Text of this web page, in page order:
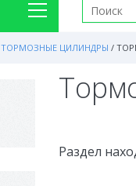
ТОРМОЗНЫЕ ЦИЛИНДРЫ /
Раздел